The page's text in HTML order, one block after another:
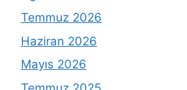
Temmuz 2026
Haziran 2026
Mayıs 2026